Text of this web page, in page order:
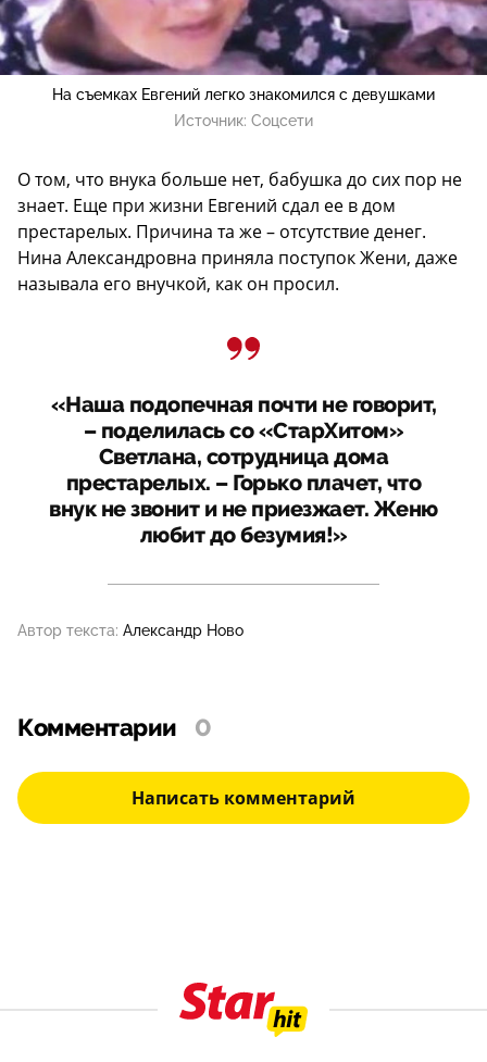
На съемках Евгений легко знакомился с девушками
Источник: Соцсети
О том, что внука больше нет, бабушка до сих пор не
знает. Еще при жизни Евгений сдал ее в дом
престарелых. Причина та же – отсутствие денег.
Нина Александровна приняла поступок Жени, даже
называла его внучкой, как он просил.
«Наша подопечная почти не говорит,
– поделилась со «СтарХитом»
Светлана, сотрудница дома
престарелых. – Горько плачет, что
внук не звонит и не приезжает. Женю
любит до безумия!»
Автор текста: Александр Ново
Комментарии 0
Написать комментарий